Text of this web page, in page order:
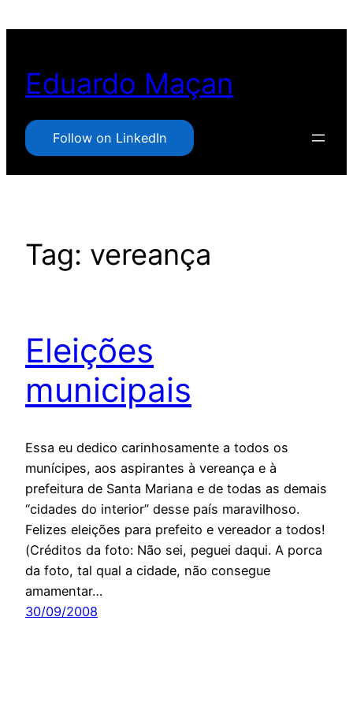
conteúdo
Eduardo Maçan
Follow on LinkedIn
Tag: vereança
Eleições
municipais
Essa eu dedico carinhosamente a todos os
munícipes, aos aspirantes à vereança e à
prefeitura de Santa Mariana e de todas as demais
“cidades do interior” desse país maravilhoso.
Felizes eleições para prefeito e vereador a todos!
(Créditos da foto: Não sei, peguei daqui. A porca
da foto, tal qual a cidade, não consegue
amamentar…
30/09/2008